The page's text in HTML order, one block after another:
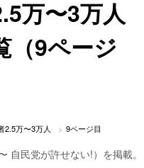
万〜3万人
（9ページ
2.5万〜3万人 9ページ目
自民党が許せない!）を掲載。